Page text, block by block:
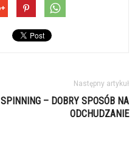
Następny artykuł
SPINNING – DOBRY SPOSÓB NA
ODCHUDZANIE